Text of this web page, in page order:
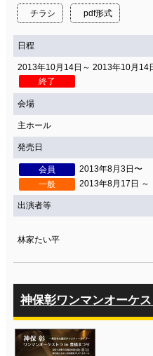
チラシ pdf形式
日程
2013年10月14日～ 2013年10月14
終了
会場
主ホール
発売日
会員
2013年8月3日〜
一般
2013年8月17日 ～
出演者等
林家たい平
神保彰ワンマンオーケ